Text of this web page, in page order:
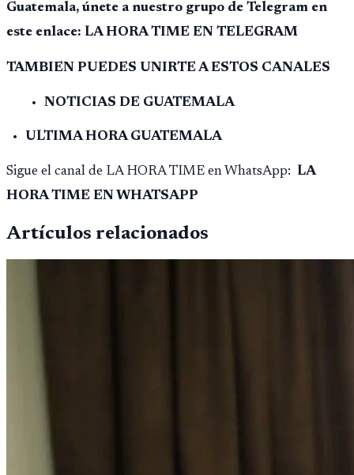
Guatemala, únete a nuestro grupo de Telegram en
este enlace: LA HORA TIME EN TELEGRAM
TAMBIEN PUEDES UNIRTE A ESTOS CANALES
NOTICIAS DE GUATEMALA
ULTIMA HORA GUATEMALA
Sigue el canal de LA HORA TIME en WhatsApp: LA
HORA TIME EN WHATSAPP
Artículos relacionados